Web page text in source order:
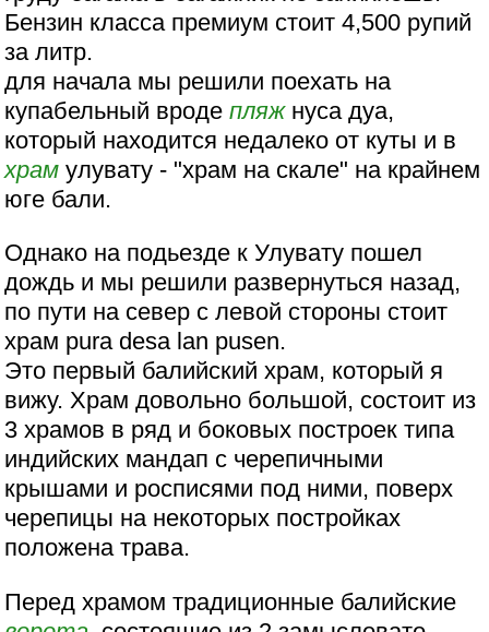
Бензин класса премиум стоит 4,500 рупий
за литр.
для начала мы решили поехать на
купабельный вродепляжнуса дуа,
который находится недалеко от куты и в
храм улувату - "храм на скале" на крайнем
юге бали.
Однако на подьезде к Улувату пошел
дождь и мы решили развернуться назад,
по пути на север с левой стороны стоит
храм pura desa lan pusen.
Это первый балийский храм, который я
вижу. Храм довольно большой, состоит из
3 храмов в ряд и боковых построек типа
индийских мандап с черепичными
крышами и росписями под ними, поверх
черепицы на некоторых постройках
положена трава.
Перед храмом традиционные балийские